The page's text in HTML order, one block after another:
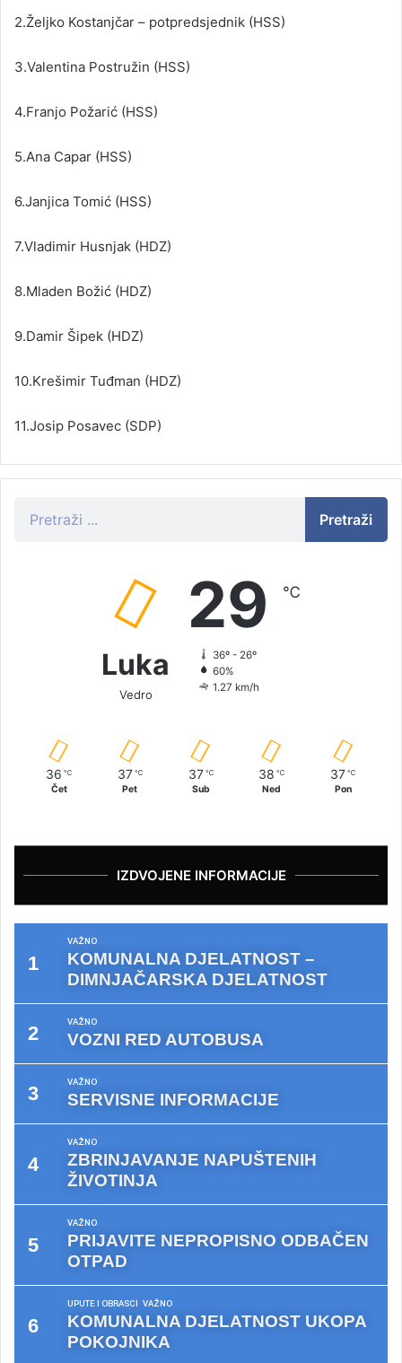
2.Željko Kostanjčar – potpredsjednik (HSS)
3.Valentina Postružin (HSS)
4.Franjo Požarić (HSS)
5.Ana Capar (HSS)
6.Janjica Tomić (HSS)
7.Vladimir Husnjak (HDZ)
8.Mladen Božić (HDZ)
9.Damir Šipek (HDZ)
10.Krešimir Tuđman (HDZ)
11.Josip Posavec (SDP)
Pretraži
Luka
Vedro
29 ℃
36º - 26º
60%
1.27 km/h
36 ℃
Čet
37 ℃
Pet
37 ℃
Sub
38 ℃
Ned
37 ℃
Pon
IZDVOJENE INFORMACIJE
VAŽNO
KOMUNALNA DJELATNOST –
DIMNJAČARSKA DJELATNOST
VAŽNO
VOZNI RED AUTOBUSA
VAŽNO
SERVISNE INFORMACIJE
VAŽNO
ZBRINJAVANJE NAPUŠTENIH
ŽIVOTINJA
VAŽNO
PRIJAVITE NEPROPISNO ODBAČEN
OTPAD
UPUTE I OBRASCI VAŽNO
KOMUNALNA DJELATNOST UKOPA
POKOJNIKA